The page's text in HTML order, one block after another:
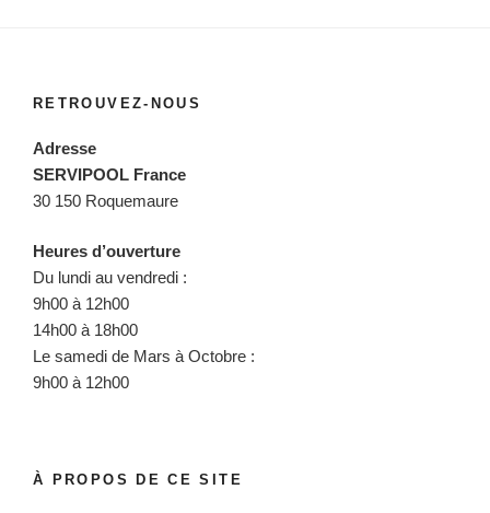
RETROUVEZ-NOUS
Adresse
SERVIPOOL France
30 150 Roquemaure
Heures d’ouverture
Du lundi au vendredi :
9h00 à 12h00
14h00 à 18h00
Le samedi de Mars à Octobre :
9h00 à 12h00
À PROPOS DE CE SITE